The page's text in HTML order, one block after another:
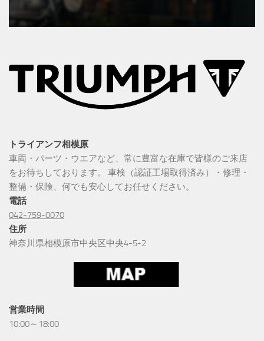
トライアンフ相模原
車両・パーツ・ウエアなど、常に豊富な在庫で皆様のご来店
をお待ちしております。 車検（認証工場取得済み）・修理・
整備・保険、何でも安心してお任せください。
電話
042-759-0070
住所
神奈川県相模原市中央区中央4-5-2
営業時間
10:00～18:00